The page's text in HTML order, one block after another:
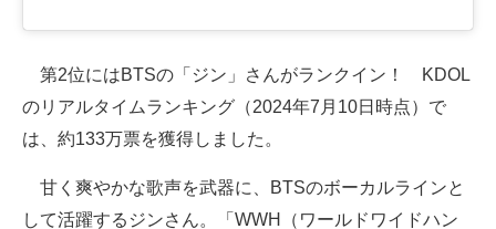
第2位にはBTSの「ジン」さんがランクイン！ KDOL
のリアルタイムランキング（2024年7月10日時点）で
は、約133万票を獲得しました。
甘く爽やかな歌声を武器に、BTSのボーカルラインと
して活躍するジンさん。「WWH（ワールドワイドハン